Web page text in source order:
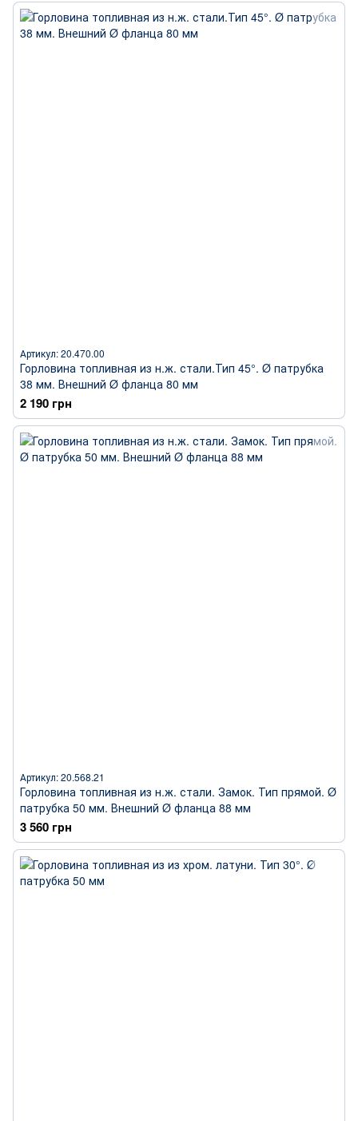
Артикул: 20.470.00
Горловина топливная из н.ж. стали.Тип 45°. Ø патрубка
38 мм. Внешний Ø фланца 80 мм
2 190 грн
Артикул: 20.568.21
Горловина топливная из н.ж. стали. Замок. Тип прямой. Ø
патрубка 50 мм. Внешний Ø фланца 88 мм
3 560 грн